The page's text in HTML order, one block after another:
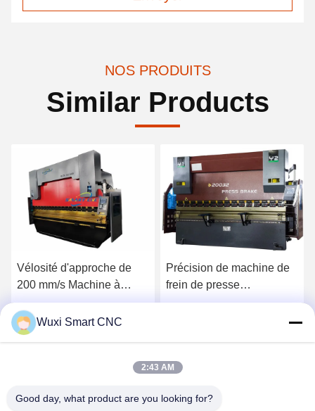
NOS PRODUITS
Similar Products
Vélosité d'approche de
200 mm/s Machine à
presses CNC pour
l'outillage des freins
Obtenez le meilleur prix
Précision de machine de
frein de presse
hydraulique de
Obtenez le meilleur prix
Wuxi Smart CNC
2:43 AM
Good day, what product are you looking for?